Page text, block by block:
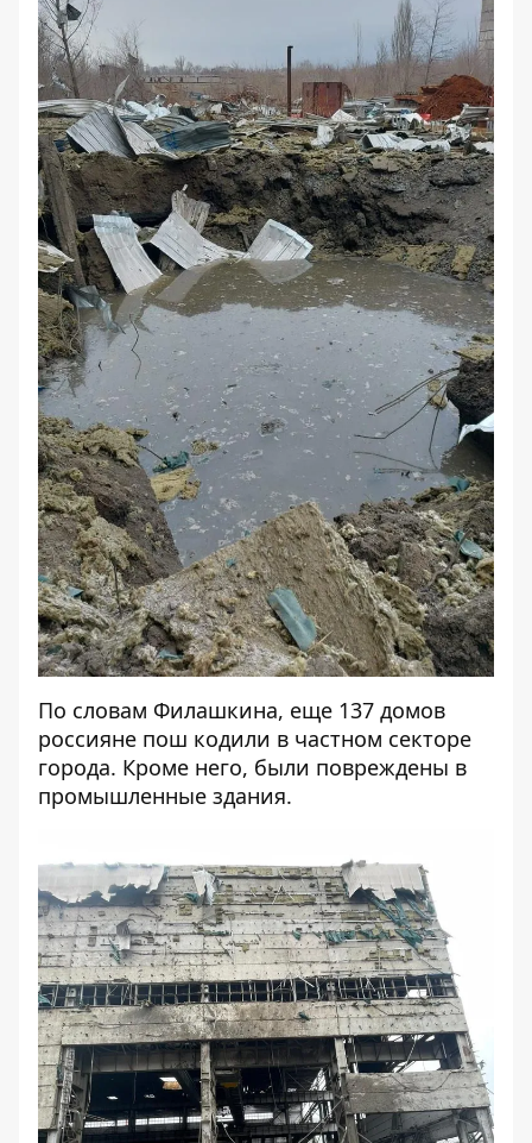
По словам Филашкина, еще 137 домов
россияне пош кодили в частном секторе
города. Кроме него, были повреждены в
промышленные здания.